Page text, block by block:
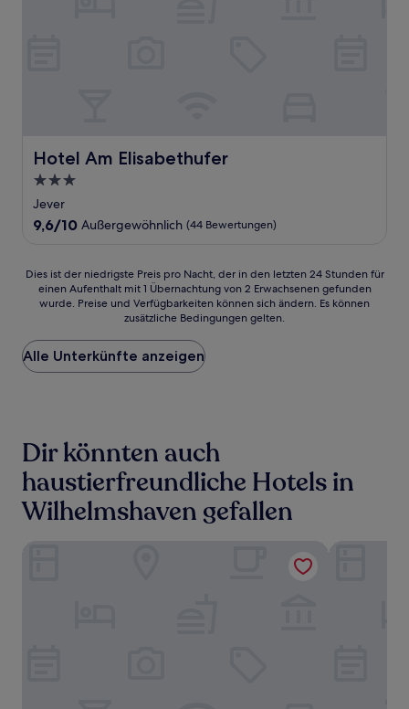
Hotel Am Elisabethufer
Hotel Am Elisabethufer
3.0-
Sterne-
Unterkunft
Jever
9.6
Außergewöhnlich,
(44
Bewertungen)
9,6/10 Außergewöhnlich (44 Bewertungen)
Dies
der
Preis
pro
Nacht,
24 Stunden
für
einen
Aufenthalt
mit
Dies ist der niedrigste Preis pro Nacht, der in den letzten 24 Stunden für
einen Aufenthalt mit 1 Übernachtung von 2 Erwachsenen gefunden
wurde. Preise und Verfügbarkeiten können sich ändern. Es können
zusätzliche Bedingungen gelten.
Alle Unterkünfte anzeigen
Dir könnten auch
haustierfreundliche Hotels in
Wilhelmshaven gefallen